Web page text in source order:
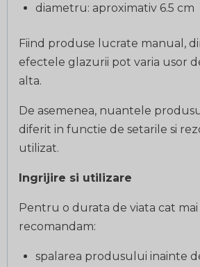
diametru: aproximativ 6.5 cm
Fiind produse lucrate manual,
efectele glazurii pot varia usor
alta.
De asemenea, nuantele
diferit in functie de setarile si
utilizat.
Ingrijire si utilizare
Pentru o durata de viata cat
recomandam:
spalarea produsului inainte